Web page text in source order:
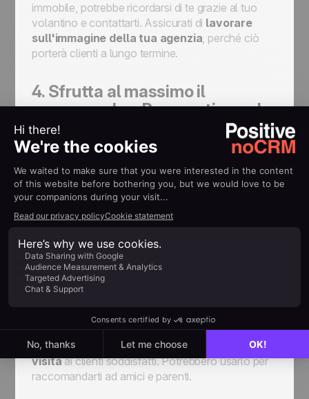
immobile, potrebbe ricordarsi di te grazie al tuo
volantino e contattarti. Assicurati di lavorare
sull'immagine della tua agenzia, perché ciò
porterà clienti a lungo termine.
4. Sfrutta al massimo il
passaparola-Prospecting sul
campo
risorsa di un venditore! È molto probabile che
questi clienti ti raccomandino o ti cerchino per un
altro mandato.
Non sottovalutare il potere del passaparola!
Durante i periodi di rallentamento, è consigliabile
chiamare i clienti passati e informarsi su di loro. In
questo modo li renderai felici e sarà quasi certo
dare un mandato a un agente immobiliare.
Inoltre, assicurati di lasciare il tuo
biglietto da
visitaai clienti soddisfatti. Potrebbero usarlo per
raccomandarti ad amici e parenti.